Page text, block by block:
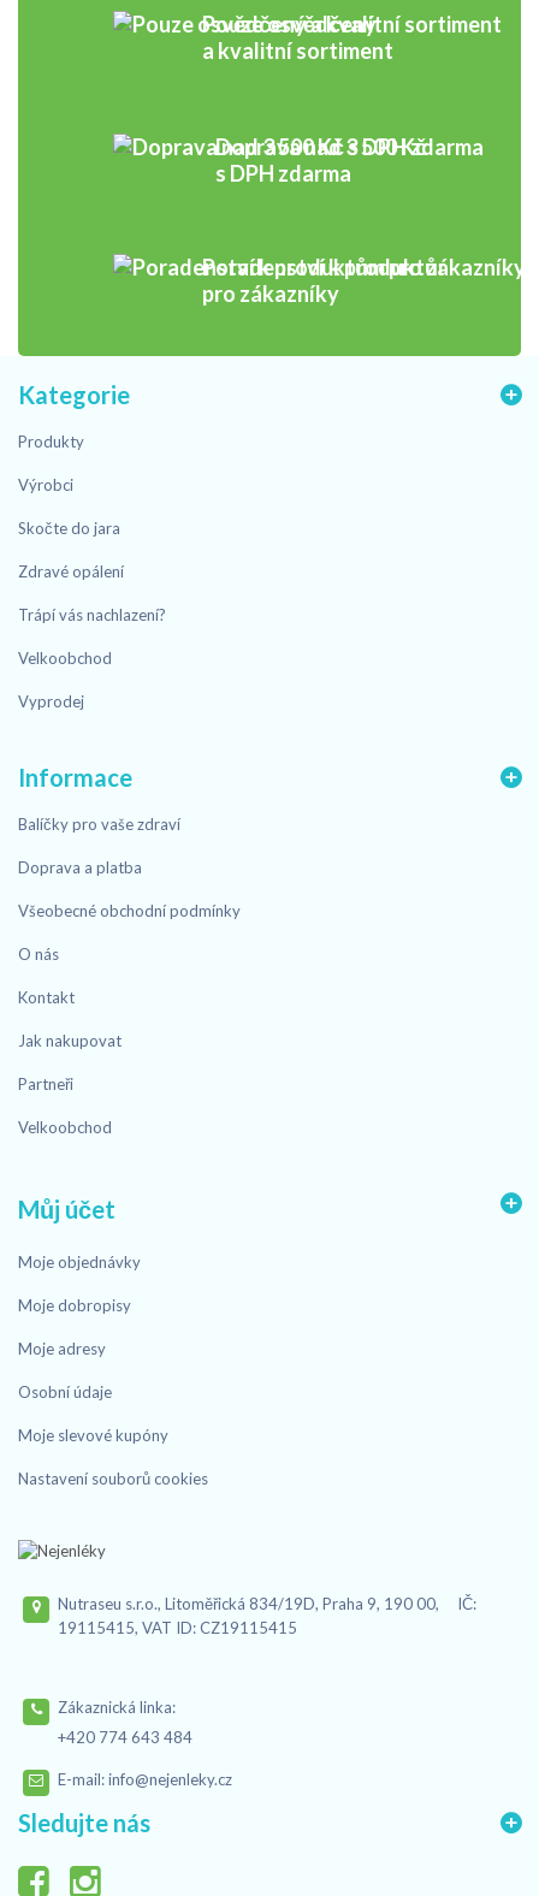
Pouze osvědčený
a kvalitní sortiment
Doprava nad 3 500 Kč
s DPH zdarma
Poradenství k produktům
pro zákazníky
Kategorie
Produkty
Výrobci
Skočte do jara
Zdravé opálení
Trápí vás nachlazení?
Velkoobchod
Vyprodej
Informace
Balíčky pro vaše zdraví
Doprava a platba
Všeobecné obchodní podmínky
O nás
Kontakt
Jak nakupovat
Partneři
Velkoobchod
Můj účet
Moje objednávky
Moje dobropisy
Moje adresy
Osobní údaje
Moje slevové kupóny
Nastavení souborů cookies
Nutraseu s.r.o., Litoměřická 834/19D, Praha 9, 190 00, IČ:
19115415, VAT ID: CZ19115415
Zákaznická linka:
+420 774 643 484
E-mail:info@nejenleky.cz
Sledujte nás